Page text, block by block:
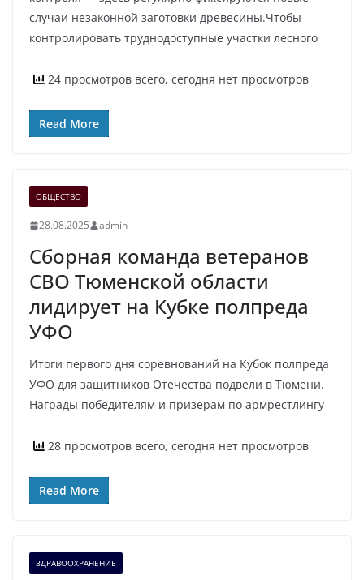
случаи незаконной заготовки древесины.Чтобы
контролировать труднодоступные участки лесного
24 просмотров всего, сегодня нет просмотров
Read More
ОБЩЕСТВО
28.08.2025 admin
Сборная команда ветеранов
СВО Тюменской области
лидирует на Кубке полпреда
УФО
Итоги первого дня соревнований на Кубок полпреда
УФО для защитников Отечества подвели в Тюмени.
Награды победителям и призерам по армрестлингу
28 просмотров всего, сегодня нет просмотров
Read More
ЗДРАВООХРАНЕНИЕ